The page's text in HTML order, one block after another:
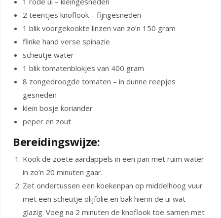
2 teentjes knoflook – fijngesneden
1 blik voorgekookte linzen van zo’n 150 gram
flinke hand verse spinazie
scheutje water
1 blik tomatenblokjes van 400 gram
8 zongedroogde tomaten – in dunne reepjes
gesneden
klein bosje koriander
peper en zout
Bereidingswijze:
Kook de zoete aardappels in een pan met ruim water
in zo’n 20 minuten gaar.
Zet ondertussen een koekenpan op middelhoog vuur
met een scheutje olijfolie en bak hierin de ui wat
glazig. Voeg na 2 minuten de knoflook toe samen met